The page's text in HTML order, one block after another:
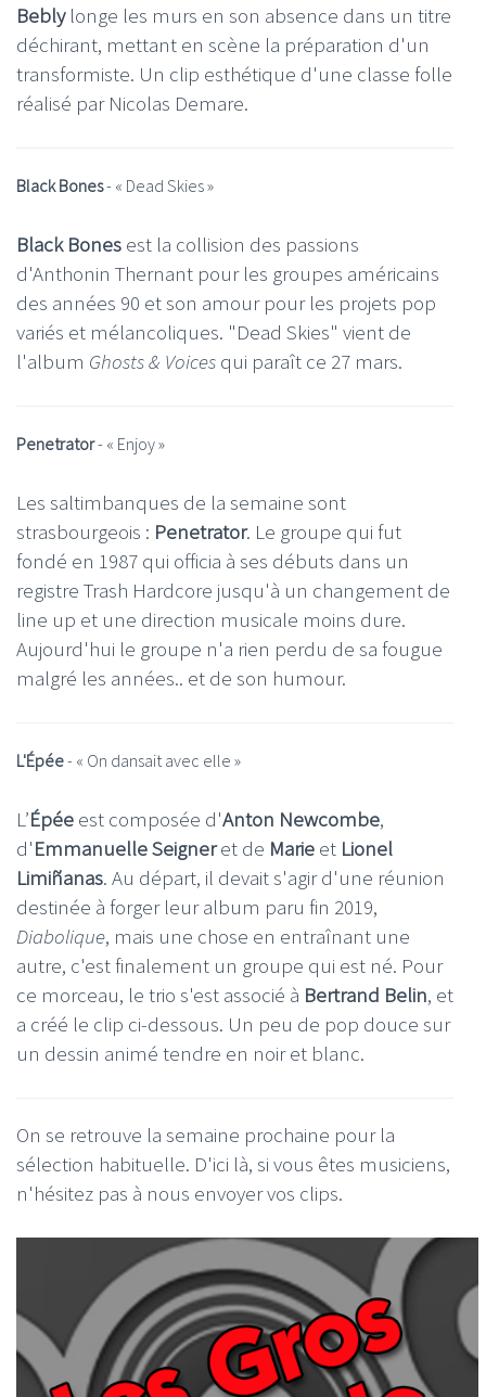
Beblylonge les murs en son absence dans un titre
déchirant, mettant en scène la préparation d'un
transformiste. Un clip esthétique d'une classe folle
réalisé par Nicolas Demare.
Black Bones- « Dead Skies»
Black Bones est la collision des passions
d'Anthonin Thernant pour les groupes américains
des années 90 et son amour pour les projets pop
variés et mélancoliques. "Dead Skies" vient de
l'album Ghosts & Voices qui paraît ce 27 mars.
Penetrator- « Enjoy»
Les saltimbanques de la semaine sont
strasbourgeois : Penetrator. Le groupe qui fut
fondé en 1987 qui officia à ses débuts dans un
registre Trash Hardcore jusqu'à un changement de
line up et une direction musicale moins dure.
Aujourd'hui le groupe n'a rien perdu de sa fougue
malgré les années.. et de son humour.
L'Épée- « On dansait avec elle »
L’Épée est composée d'Anton Newcombe,
d'Emmanuelle Seigneret de Marie et Lionel
Limiñanas. Au départ, il devait s'agir d'une réunion
destinée à forger leur album paru fin 2019,
Diabolique, mais une chose en entraînant une
autre, c'est finalement un groupe qui est né. Pour
ce morceau, le trio s'est associé à Bertrand Belin, et
a créé le clip ci-dessous. Un peu de pop douce sur
un dessin animé tendre en noir et blanc.
On se retrouve la semaine prochaine pour la
sélection habituelle. D'ici là, si vous êtes musiciens,
n'hésitez pas à nous envoyer vos clips.